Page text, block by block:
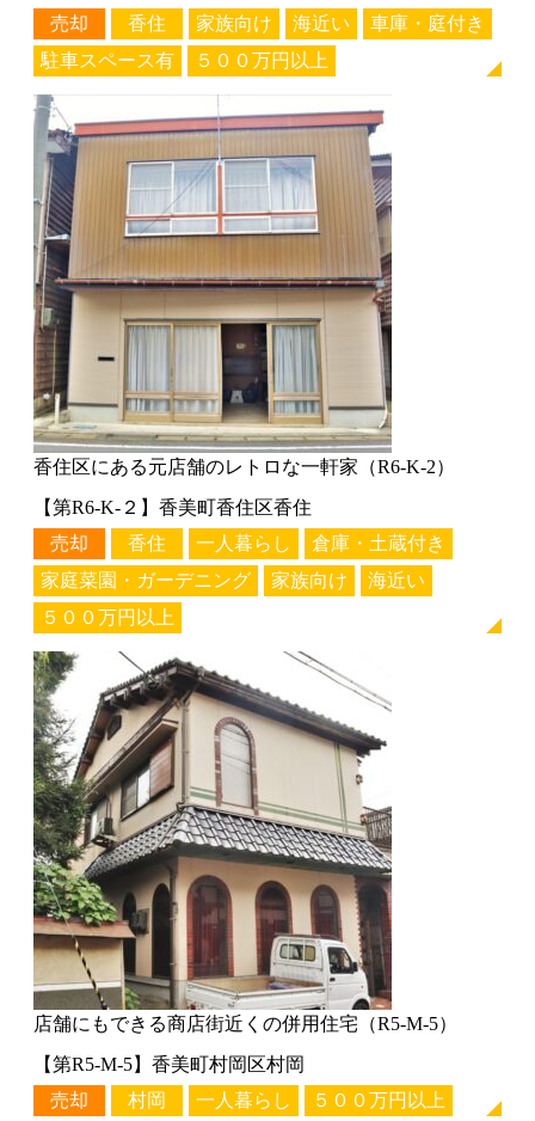
売却
香住 家族向け 海近い
車庫・庭付き
駐車スペース有
５００万円以上
香住区にある元店舗のレトロな一軒家（R6-K-2）
【第R6-K-２】香美町香住区香住
売却
香住 一人暮らし
倉庫・土蔵付き
家庭菜園・ガーデニング
家族向け
海近い
５００万円以上
店舗にもできる商店街近くの併用住宅（R5-M-5）
【第R5-M-5】香美町村岡区村岡
売却
村岡 一人暮らし ５００万円以上